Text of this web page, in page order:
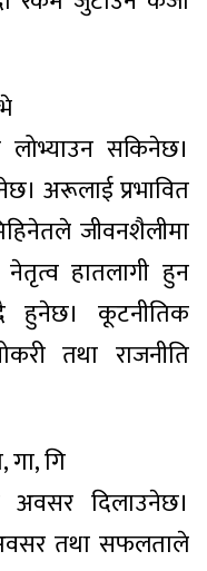
लोभ्याउन सकिनेछ।
अरूलाई प्रभावित
जीवनशैलीमा
नेतृत्व हातलागी हुन
हुनेछ। कूटनीतिक
तथा राजनीति
गि
दिलाउनेछ।
तथा सफलताले